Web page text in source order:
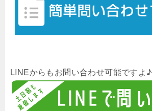
LINEからもお問い合わせ可能ですよ♪